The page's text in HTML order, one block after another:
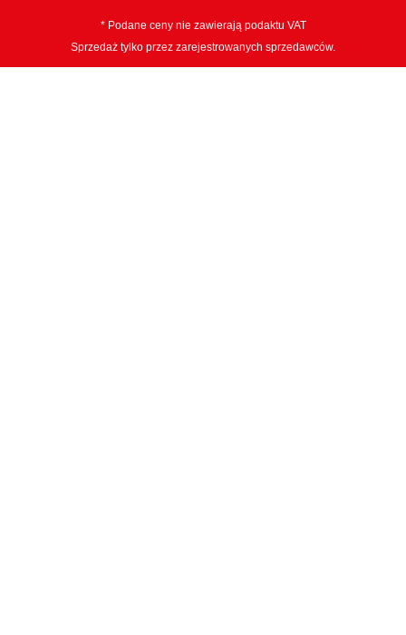
* Podane ceny nie zawierają podaktu VAT
Sprzedaż tylko przez zarejestrowanych sprzedawców.